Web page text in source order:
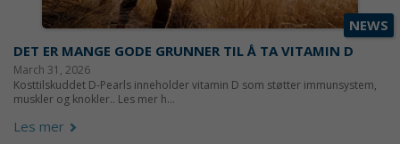
NEWS
DET ER MANGE GODE GRUNNER TIL Å TA VITAMIN D
March 31, 2026
Kosttilskuddet D-Pearls inneholder vitamin D som støtter immunsystem,
muskler og knokler.. Les mer h...
Les mer